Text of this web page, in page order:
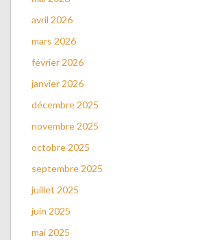
avril 2026
mars 2026
février 2026
janvier 2026
décembre 2025
novembre 2025
octobre 2025
septembre 2025
juillet 2025
juin 2025
mai 2025